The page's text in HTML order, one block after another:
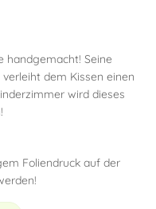
handgemacht! Seine
dem Kissen einen
wird dieses
Foliendruck auf der